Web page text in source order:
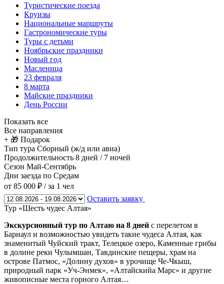
Туристические поезда
Круизы
Национальные маршруты
Гастрономические туры
Туры с детьми
Ноябрьские праздники
Новый год
Масленица
23 февраля
8 марта
Майские праздники
День России
Показать все
Все направления
+ 🎁 Подарок
Тип тура Сборный (ж/д или авиа)
Продолжительность 8 дней / 7 ночей
Сезон Май-Сентябрь
Дни заезда по Средам
от 85 000 ₽ / за 1 чел
Оставить заявку
Тур «Шесть чудес Алтая»
Экскурсионный тур по Алтаю на 8 дней с перелетом в
Барнаул и возможностью увидеть такие чудеса Алтая, как
знаменитый Чуйский тракт, Телецкое озеро, Каменные грибы
в долине реки Чулымшан, Тавдинские пещеры, храм на
острове Патмос, «Долину духов» в урочище Че-Чкыш,
природный парк «Уч-Энмек», «Алтайскийа Марс» и другие
живописные места горного Алтая…